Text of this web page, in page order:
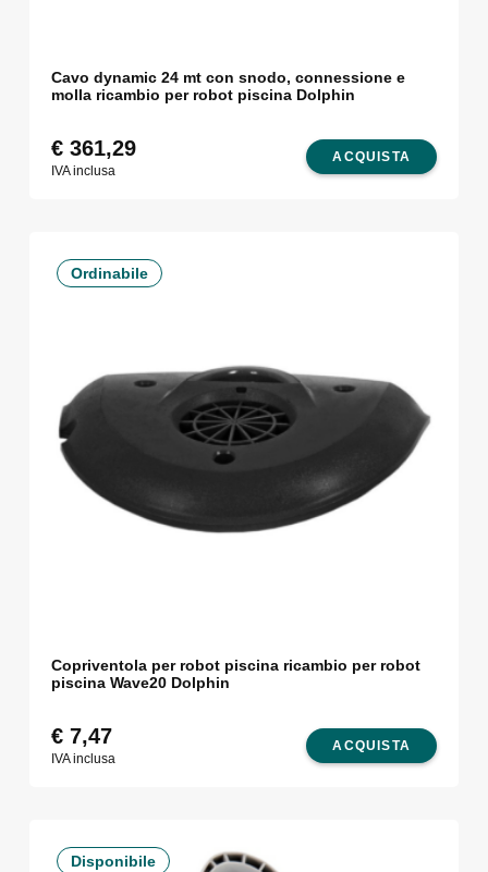
Cavo dynamic 24 mt con snodo, connessione e
molla ricambio per robot piscina Dolphin
ACQUISTA
€361,29
IVA inclusa
Ordinabile
Copriventola per robot piscina ricambio per robot
piscina Wave20 Dolphin
ACQUISTA
€7,47
IVA inclusa
Disponibile